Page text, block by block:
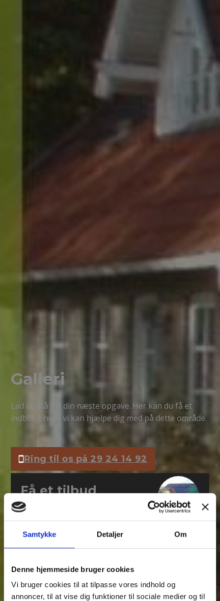
Samtykke Detaljer Om
Denne hjemmeside bruger cookies
Vi bruger cookies til at tilpasse vores indhold og
annoncer, til at vise dig funktioner til sociale medier og til
Galleri
Lad os stå for din næste opgave. Her kan du få et
indblik i, hvad vi kan hjælpe dig med på dette område.
Ring til os på 29 24 14 92
Få et tilbud
Vi vender tilbage hurtigst muligt.